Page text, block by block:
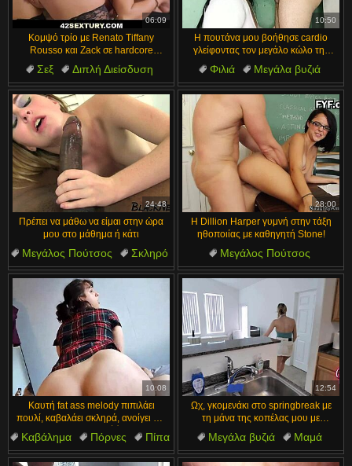
Suomi
Bahasa Melayu
Ελληνικά
Čeština
Magyar
الع َر َب ِية.
Português
日本語
ह िन ्द ी
Türkçe
Български
Dansk
06:09
Κομψό τρίο με Renato Tiffany
Rousso και Zack σε hardcore
διπλή δράση
Σεξ
Διπλή Διείσδυση
Διπλή Διείσδυση
Σκληρό Σεξ
Μιλφ
10:50
Η πουτάνα μου βοήθησε cardio
γλείφοντας τον μεγάλο κώλο της
και γαμώντας
Φιλιά
Μεγάλα βυζιά
Μαμά
Πίπα
Κατάδυση σε Μουνί
24:48
Πρέπει να μάθω να είμαι στην ώρα
μου στο μάθημα ή κάτι
Μεγάλος Πούτσος
Σκληρό
Lick
18-19 Ετών
Ερασιτέχνες
28:00
Η Dillion Harper γυμνή στην τάξη
ηθοποιίας με καθηγητή Stone!
Μεγάλος Πούτσος
Καστανές
Βυζιά
Πίπα
10:08
Καυτή fat ass melody πιπιλάει
πουλί, καβαλάει σκληρά, ανοίγει και
έρχεται παντού 😈🍑💦
Καβάλημα Πόρνες
Πίπα
Τρανσέξουαλ
12:54
Ωχ, γκομενάκι στο springbreak με
τη μάνα της κοπέλας μου με
τρέλανε!
Μεγάλα βυζιά
Μαμά
Όμορφες
Όχι γιος